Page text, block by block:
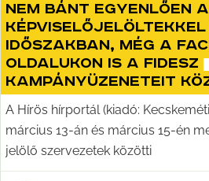
Nem bánt egyenlően
képviselőjelöltekkel
időszakban, még a
oldalukon is a Fidesz
kampányüzeneteit
A Hírös hírportál (kiadó:
március 13-án és március 15-én
jelölő szervezetek közötti